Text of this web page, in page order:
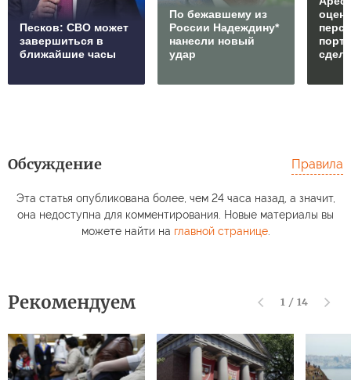
Песков: СВО может
завершиться в
ближайшие часы
По бежавшему из
России Надеждину*
нанесли новый
удар
Обсуждение Правила
Эта статья опубликована более, чем 24 часа назад, а значит,
она недоступна для комментирования. Новые материалы вы
можете найти на главной странице.
Рекомендуем 1 / 14